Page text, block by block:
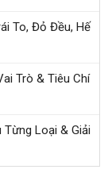
To, Đỏ Đều, Hế
Trò & Tiêu Chí
Từng Loại & Giải